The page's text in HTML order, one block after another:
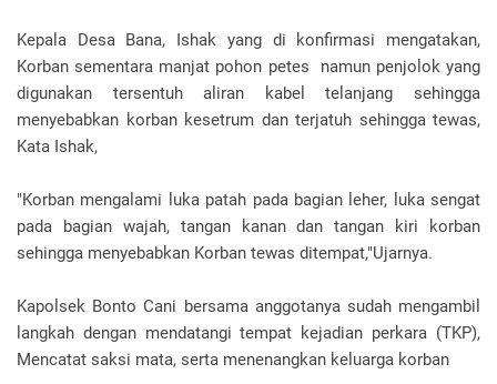
Kepala Desa Bana, Ishak yang di konfirmasi mengatakan,
Korban sementara manjat pohon petes namun penjolok yang
digunakan tersentuh aliran kabel telanjang sehingga
menyebabkan korban kesetrum dan terjatuh sehingga tewas,
Kata Ishak,
"Korban mengalami luka patah pada bagian leher, luka sengat
pada bagian wajah, tangan kanan dan tangan kiri korban
sehingga menyebabkan Korban tewas ditempat,"Ujarnya.
Kapolsek Bonto Cani bersama anggotanya sudah mengambil
langkah dengan mendatangi tempat kejadian perkara (TKP),
Mencatat saksi mata, serta menenangkan keluarga korban